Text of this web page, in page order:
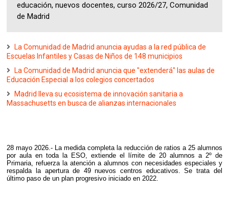
educación, nuevos docentes, curso 2026/27, Comunidad
de Madrid
La Comunidad de Madrid anuncia ayudas a la red pública de
Escuelas Infantiles y Casas de Niños de 148 municipios
La Comunidad de Madrid anuncia que "extenderá" las aulas de
Educación Especial a los colegios concertados
Madrid lleva su ecosistema de innovación sanitaria a
Massachusetts en busca de alianzas internacionales
28 mayo 2026.- La medida completa la reducción de ratios a 25 alumnos
por aula en toda la ESO, extiende el límite de 20 alumnos a 2º de
Primaria, refuerza la atención a alumnos con necesidades especiales y
respalda la apertura de 49 nuevos centros educativos. Se trata del
último paso de un plan progresivo iniciado en 2022.